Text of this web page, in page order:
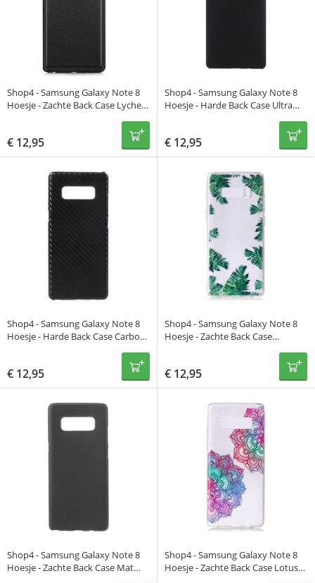
Shop4 - Samsung Galaxy Note 8
Hoesje - Zachte Back Case Lychee
€ 12,95
Shop4 - Samsung Galaxy Note 8
Hoesje - Harde Back Case Ultra
€ 12,95
Shop4 - Samsung Galaxy Note 8
Hoesje - Harde Back Case Carbon
€ 12,95
Shop4 - Samsung Galaxy Note 8
Hoesje - Zachte Back Case
€ 12,95
Shop4 - Samsung Galaxy Note 8
Hoesje - Zachte Back Case Mat
Shop4 - Samsung Galaxy Note 8
Hoesje - Zachte Back Case Lotus